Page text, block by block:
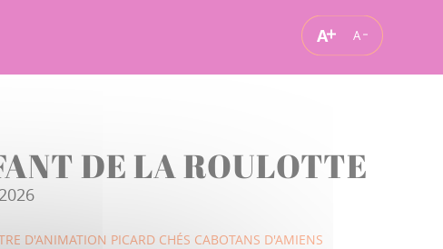
A A
DE LA ROULOTTE
D'ANIMATION PICARD CHÉS CABOTANS D'AMIENS